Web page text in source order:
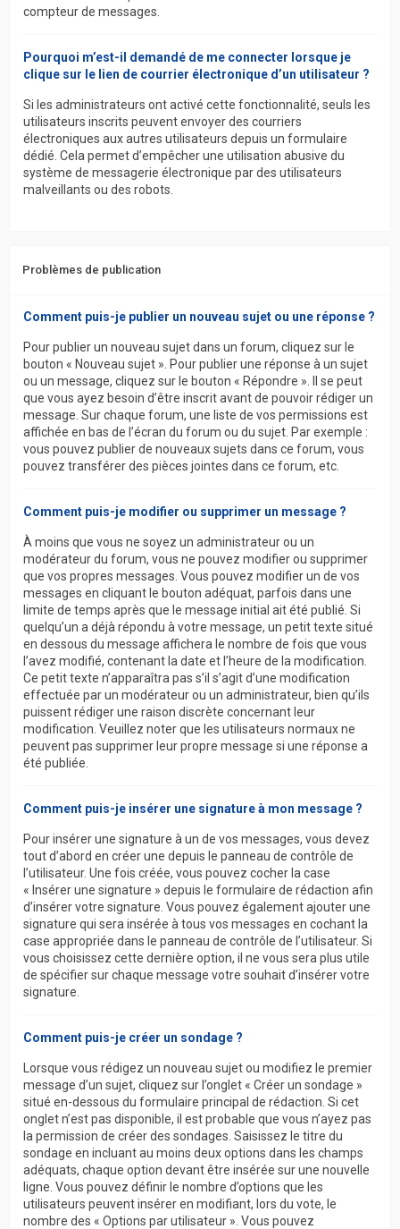
compteur de messages.
Pourquoi m’est-il demandé de me connecter lorsque je
clique sur le lien de courrier électronique d’un utilisateur ?
Si les administrateurs ont activé cette fonctionnalité, seuls les
utilisateurs inscrits peuvent envoyer des courriers
électroniques aux autres utilisateurs depuis un formulaire
dédié. Cela permet d’empêcher une utilisation abusive du
système de messagerie électronique par des utilisateurs
malveillants ou des robots.
Problèmes de publication
Comment puis-je publier un nouveau sujet ou une réponse ?
Pour publier un nouveau sujet dans un forum, cliquez sur le
bouton « Nouveau sujet ». Pour publier une réponse à un sujet
ou un message, cliquez sur le bouton « Répondre ». Il se peut
que vous ayez besoin d’être inscrit avant de pouvoir rédiger un
message. Sur chaque forum, une liste de vos permissions est
affichée en bas de l’écran du forum ou du sujet. Par exemple :
vous pouvez publier de nouveaux sujets dans ce forum, vous
pouvez transférer des pièces jointes dans ce forum, etc.
Comment puis-je modifier ou supprimer un message ?
À moins que vous ne soyez un administrateur ou un
modérateur du forum, vous ne pouvez modifier ou supprimer
que vos propres messages. Vous pouvez modifier un de vos
messages en cliquant le bouton adéquat, parfois dans une
limite de temps après que le message initial ait été publié. Si
quelqu’un a déjà répondu à votre message, un petit texte situé
en dessous du message affichera le nombre de fois que vous
l’avez modifié, contenant la date et l’heure de la modification.
Ce petit texte n’apparaîtra pas s’il s’agit d’une modification
effectuée par un modérateur ou un administrateur, bien qu’ils
puissent rédiger une raison discrète concernant leur
modification. Veuillez noter que les utilisateurs normaux ne
peuvent pas supprimer leur propre message si une réponse a
été publiée.
Comment puis-je insérer une signature à mon message ?
Pour insérer une signature à un de vos messages, vous devez
tout d’abord en créer une depuis le panneau de contrôle de
l’utilisateur. Une fois créée, vous pouvez cocher la case
« Insérer une signature » depuis le formulaire de rédaction afin
d’insérer votre signature. Vous pouvez également ajouter une
signature qui sera insérée à tous vos messages en cochant la
case appropriée dans le panneau de contrôle de l’utilisateur. Si
vous choisissez cette dernière option, il ne vous sera plus utile
de spécifier sur chaque message votre souhait d’insérer votre
signature.
Comment puis-je créer un sondage ?
Lorsque vous rédigez un nouveau sujet ou modifiez le premier
message d’un sujet, cliquez sur l’onglet « Créer un sondage »
situé en-dessous du formulaire principal de rédaction. Si cet
onglet n’est pas disponible, il est probable que vous n’ayez pas
la permission de créer des sondages. Saisissez le titre du
sondage en incluant au moins deux options dans les champs
adéquats, chaque option devant être insérée sur une nouvelle
ligne. Vous pouvez définir le nombre d’options que les
utilisateurs peuvent insérer en modifiant, lors du vote, le
nombre des « Options par utilisateur ». Vous pouvez